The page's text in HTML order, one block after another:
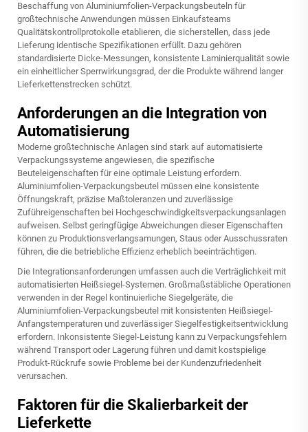
Beschaffung von Aluminiumfolien-Verpackungsbeuteln für
großtechnische Anwendungen müssen Einkaufsteams
Qualitätskontrollprotokolle etablieren, die sicherstellen, dass jede
Lieferung identische Spezifikationen erfüllt. Dazu gehören
standardisierte Dicke-Messungen, konsistente Laminierqualität sowie
ein einheitlicher Sperrwirkungsgrad, der die Produkte während langer
Lieferkettenstrecken schützt.
Anforderungen an die Integration von
Automatisierung
Moderne großtechnische Anlagen sind stark auf automatisierte
Verpackungssysteme angewiesen, die spezifische
Beuteleigenschaften für eine optimale Leistung erfordern.
Aluminiumfolien-Verpackungsbeutel müssen eine konsistente
Öffnungskraft, präzise Maßtoleranzen und zuverlässige
Zuführeigenschaften bei Hochgeschwindigkeitsverpackungsanlagen
aufweisen. Selbst geringfügige Abweichungen dieser Eigenschaften
können zu Produktionsverlangsamungen, Staus oder Ausschussraten
führen, die die betriebliche Effizienz erheblich beeinträchtigen.
Die Integrationsanforderungen umfassen auch die Verträglichkeit mit
automatisierten Heißsiegel-Systemen. Großmaßstäbliche Operationen
verwenden in der Regel kontinuierliche Siegelgeräte, die
Aluminiumfolien-Verpackungsbeutel mit konsistenten Heißsiegel-
Anfangstemperaturen und zuverlässiger Siegelfestigkeitsentwicklung
erfordern. Inkonsistente Siegel-Leistung kann zu Verpackungsfehlern
während Transport oder Lagerung führen und damit kostspielige
Produkt-Rückrufe sowie Probleme bei der Kundenzufriedenheit
verursachen.
Faktoren für die Skalierbarkeit der
Lieferkette